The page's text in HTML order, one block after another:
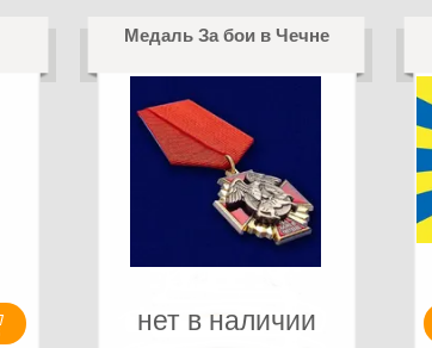
Медаль За бои в Чечне
нет в наличии